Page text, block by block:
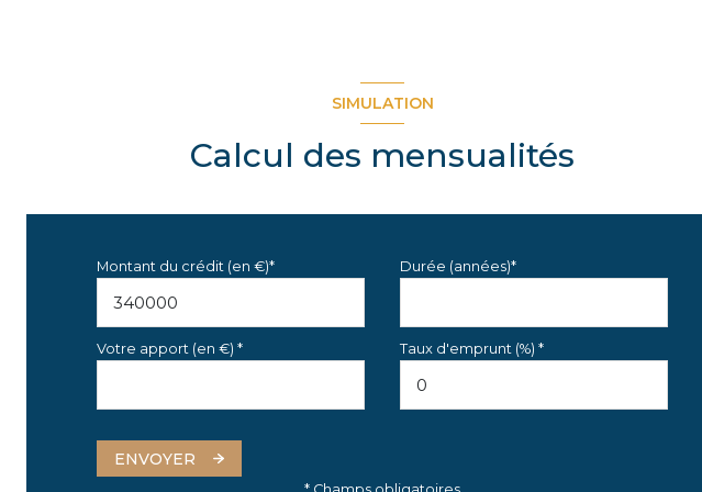
SIMULATION
Calcul des mensualités
Montant du crédit (en €)* Durée (années)*
Votre apport (en €) * Taux d'emprunt (%) *
ENVOYER